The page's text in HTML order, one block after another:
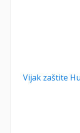
Vijak zaštite